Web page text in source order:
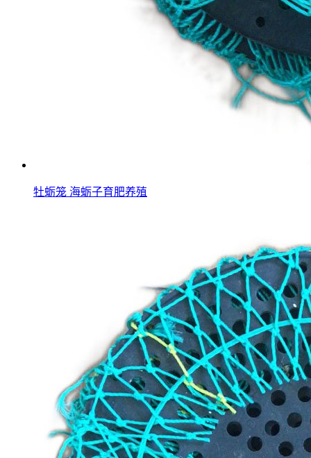
牡蛎笼 海蛎子育肥养殖